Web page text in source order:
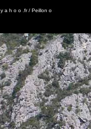
a h o o .fr / Peillon o